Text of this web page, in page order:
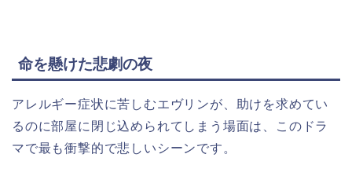
命を懸けた悲劇の夜
アレルギー症状に苦しむエヴリンが、助けを求めてい
るのに部屋に閉じ込められてしまう場面は、このドラ
マで最も衝撃的で悲しいシーンです。